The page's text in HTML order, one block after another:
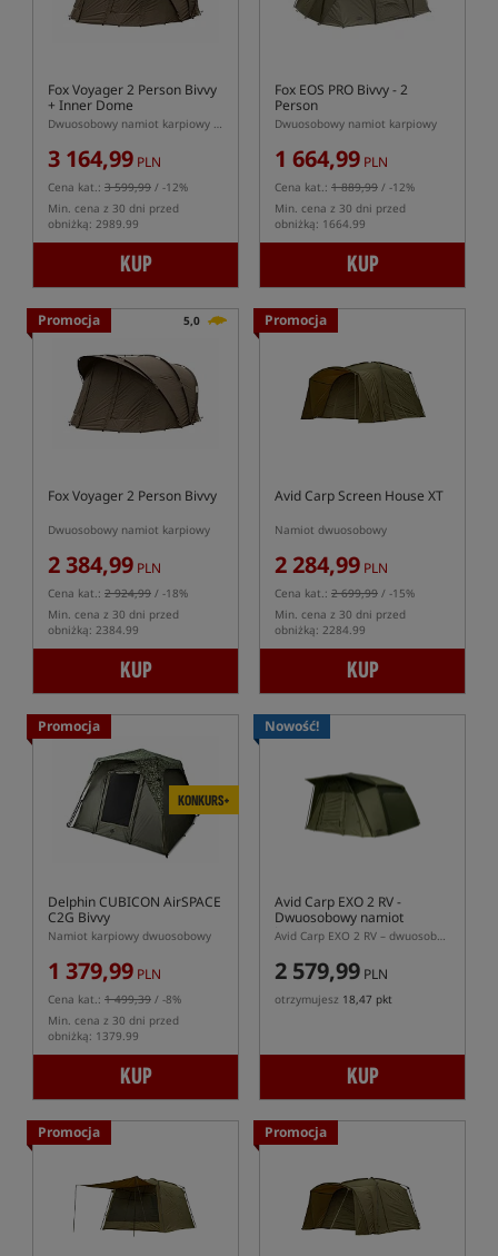
Fox Voyager 2 Person Bivvy
+ Inner Dome
Dwuosobowy namiot karpiowy w komplecie z kapsułą wewnętrzną
3 164,99 PLN
Cena kat.: 3 599,99 / -12%
Min. cena z 30 dni przed
obniżką: 2989.99
KUP
Fox EOS PRO Bivvy - 2
Person
Dwuosobowy namiot karpiowy
1 664,99 PLN
Cena kat.: 1 889,99 / -12%
Min. cena z 30 dni przed
obniżką: 1664.99
KUP
Promocja 5,0
Fox Voyager 2 Person Bivvy
Dwuosobowy namiot karpiowy
2 384,99 PLN
Cena kat.: 2 924,99 / -18%
Min. cena z 30 dni przed
obniżką: 2384.99
KUP
Promocja
Avid Carp Screen House XT
Namiot dwuosobowy
2 284,99 PLN
Cena kat.: 2 699,99 / -15%
Min. cena z 30 dni przed
obniżką: 2284.99
KUP
Promocja
KONKURS+
Delphin CUBICON AirSPACE
C2G Bivvy
Namiot karpiowy dwuosobowy
1 379,99 PLN
Cena kat.: 1 499,39 / -8%
Min. cena z 30 dni przed
obniżką: 1379.99
KUP
Nowość!
Avid Carp EXO 2 RV-
Dwuosobowy namiot
karpiowy
Avid Carp EXO 2 RV – dwuosobowy namiot karpiowy.
2 579,99 PLN
otrzymujesz 18,47 pkt
KUP
Promocja Promocja